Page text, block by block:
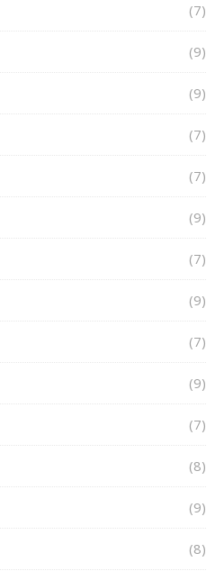
(7)
(9)
(9)
(7)
(7)
(9)
(7)
(9)
(7)
(9)
(7)
(8)
(9)
(8)